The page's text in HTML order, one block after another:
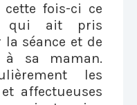
cette fois-ci ce
qui ait pris
la séance et de
sa maman.
les
affectueuses